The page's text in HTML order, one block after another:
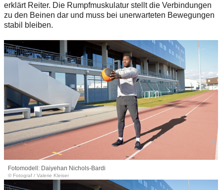
erklärt Reiter. Die Rumpfmuskulatur stellt die Verbindungen
zu den Beinen dar und muss bei unerwarteten Bewegungen
stabil bleiben.
Fotomodell: Daiyehan Nichols-Bardi
© Fotograf / Valerie Kleiser